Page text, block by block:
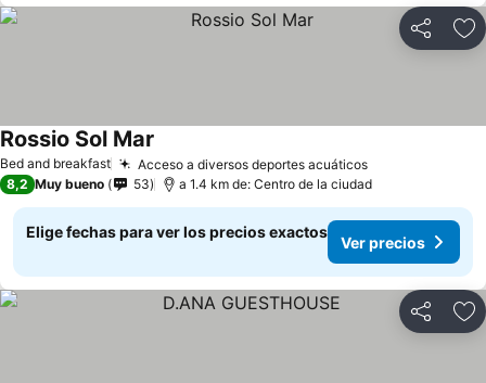
Compartir
Bed and breakfast Acceso a diversos deportes acuáticosVer precios
Rossio Sol Mar
8,2 Muy bueno 53 a 1.4 km de: Centro de la ciudad
Elige fechas para ver los precios exactos
Ver precios
Compartir